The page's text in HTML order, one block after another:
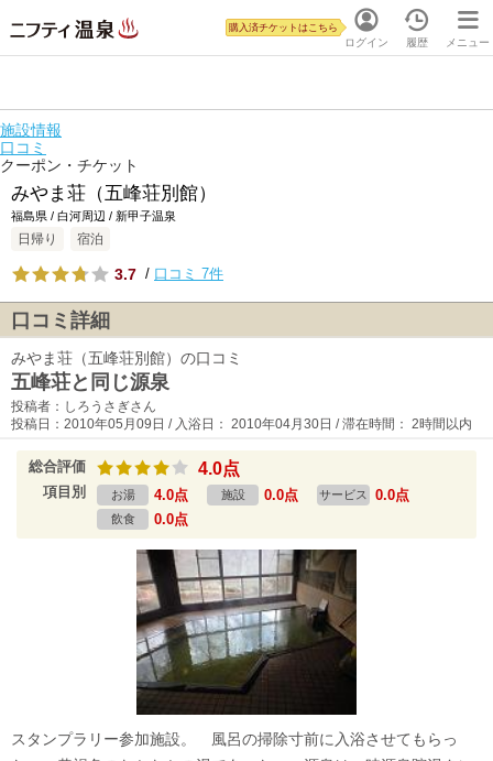
ログイン
購入済チケットはこちら
履歴 メニュー
施設情報
口コミ
クーポン・チケット
みやま荘（五峰荘別館）
福島県 / 白河周辺 / 新甲子温泉
日帰り 宿泊
3.7 / 口コミ 7件
口コミ詳細
みやま荘（五峰荘別館）の口コミ
五峰荘と同じ源泉
投稿者：しろうさぎさん
投稿日：2010年05月09日 / 入浴日： 2010年04月30日 / 滞在時間： 2時間以内
総合評価 4.0点
項目別 お湯 4.0点 施設 0.0点 サービス 0.0点
飲食 0.0点
スタンプラリー参加施設。 風呂の掃除寸前に入浴させてもらっ